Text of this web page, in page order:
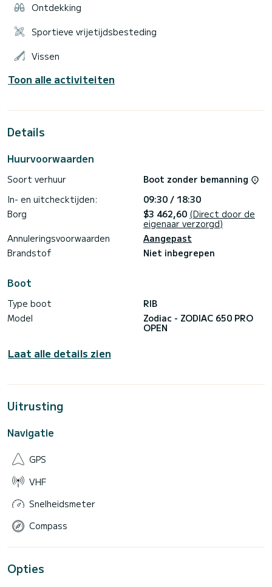
Ontdekking
Sportieve vrijetijdsbesteding
Vissen
Toon alle activiteiten
Details
Huurvoorwaarden
Soort verhuur
Boot zonder bemanning
In- en uitchecktijden:
09:30 / 18:30
Borg
$3 462,60 (Direct door de
eigenaar verzorgd)
Annuleringsvoorwaarden
Aangepast
Brandstof
Niet inbegrepen
Boot
Type boot
RIB
Model
Zodiac - ZODIAC 650 PRO
OPEN
Laat alle details zien
Uitrusting
Navigatie
GPS
VHF
Snelheidsmeter
Compass
Opties